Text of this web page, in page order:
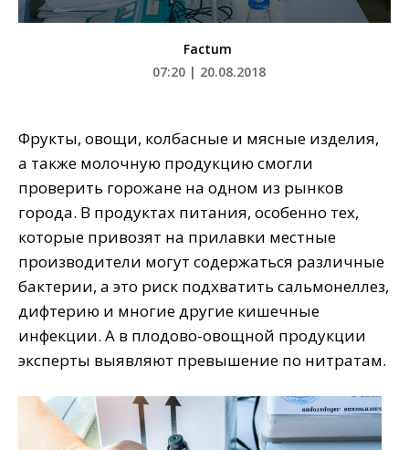
Factum
07:20 | 20.08.2018
Фрукты, овощи, колбасные и мясные изделия,
а также молочную продукцию смогли
проверить горожане на одном из рынков
города. В продуктах питания, особенно тех,
которые привозят на прилавки местные
производители могут содержаться различные
бактерии, а это риск подхватить сальмонеллез,
дифтерию и многие другие кишечные
инфекции. А в плодово-овощной продукции
эксперты выявляют превышение по нитратам.